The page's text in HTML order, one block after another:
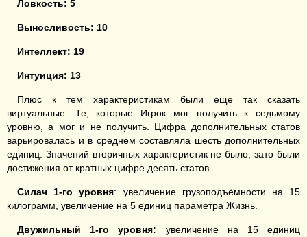
Ловкость: 5
Выносливость: 10
Интеллект: 19
Интуиция: 13
Плюс к тем характеристикам были еще так сказать
виртуальные. Те, которые Игрок мог получить к седьмому
уровню, а мог и не получить. Цифра дополнительных статов
варьировалась и в среднем составляла шесть дополнительных
единиц. Значений вторичных характеристик не было, зато были
достижения от кратных цифре десять статов.
Силач 1-го уровня: увеличение грузоподъёмности на 15
килограмм, увеличение на 5 единиц параметра Жизнь.
Двужильный 1-го уровня: увеличение на 15 единиц